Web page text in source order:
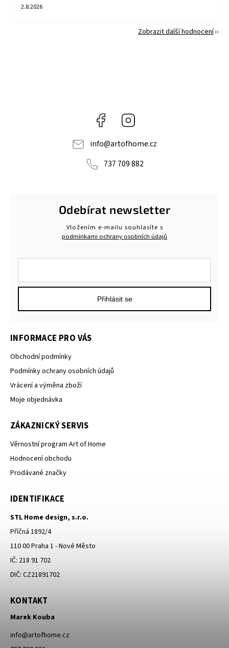
2.8.2026
Zobrazit další hodnocení
Facebook
info@artofhome.cz
737 709 882
Odebírat newsletter
Vložením e-mailu souhlasíte s
podmínkami ochrany osobních údajů
Přihlásit se
INFORMACE PRO VÁS
Obchodní podmínky
Podmínky ochrany osobních údajů
Vrácení a výměna zboží
Moje objednávka
ZÁKAZNICKÝ SERVIS
Věrnostní program Art of Home
Hodnocení obchodu
Prodávané značky
IDENTIFIKACE
STL Home design, s.r.o.
Příčná 1892/4
110 00 Praha 1 - Nové Město
IČ: 218 91 702
DIČ: CZ21891702
KONTAKT
Marek Kouba
info@artofhome.cz